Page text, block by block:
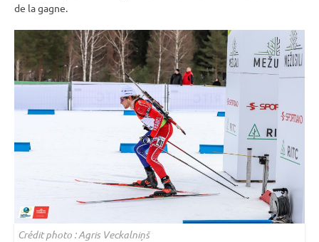
de la gagne.
Crédit photo : Agris Veckalniņš